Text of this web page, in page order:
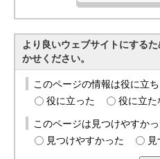
より良いウェブサイトにする
かせください。
このページの情報は役に立
役に立った
役に立た
このページは見つけやすか
見つけやすかった